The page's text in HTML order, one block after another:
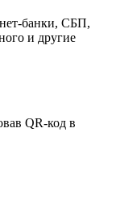
банки, СБП,
и другие
QR-код в